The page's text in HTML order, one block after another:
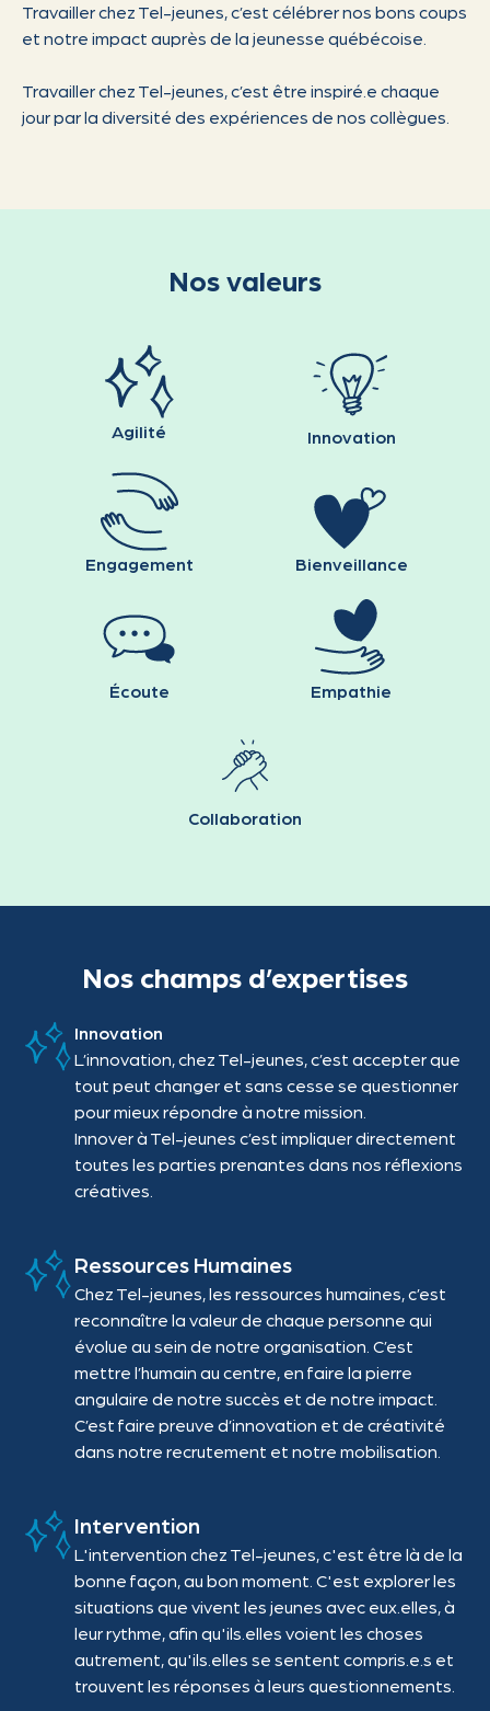
Travailler chez Tel-jeunes, c’est célébrer nos bons coups
et notre impact auprès de la jeunesse québécoise.
Travailler chez Tel-jeunes, c’est être inspiré.e chaque
jour par la diversité des expériences de nos collègues.
Nos valeurs
Agilité Innovation
Engagement Bienveillance
Écoute Empathie
Collaboration
Nos champs d’expertises
Innovation
L’innovation, chez Tel-jeunes, c’est accepter que
tout peut changer et sans cesse se questionner
pour mieux répondre à notre mission.
Innover à Tel-jeunes c’est impliquer directement
toutes les parties prenantes dans nos réflexions
créatives.
Ressources Humaines
Chez Tel-jeunes, les ressources humaines, c’est
reconnaître la valeur de chaque personne qui
évolue au sein de notre organisation. C’est
mettre l’humain au centre, en faire la pierre
angulaire de notre succès et de notre impact.
C’est faire preuve d’innovation et de créativité
dans notre recrutement et notre mobilisation.
Intervention
L'intervention chez Tel-jeunes, c'est être là de la
bonne façon, au bon moment. C'est explorer les
situations que vivent les jeunes avec eux.elles, à
leur rythme, afin qu'ils.elles voient les choses
autrement, qu'ils.elles se sentent compris.e.s et
trouvent les réponses à leurs questionnements.